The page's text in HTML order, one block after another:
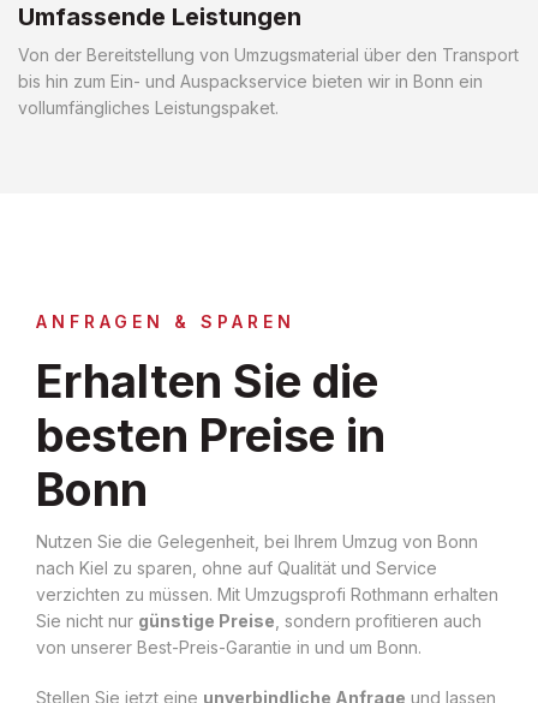
Umfassende Leistungen
Von der Bereitstellung von Umzugsmaterial über den Transport
bis hin zum Ein- und Auspackservice bieten wir in Bonn ein
vollumfängliches Leistungspaket.
ANFRAGEN & SPAREN
Erhalten Sie die
besten Preise in
Bonn
Nutzen Sie die Gelegenheit, bei Ihrem Umzug von Bonn
nach Kiel zu sparen, ohne auf Qualität und Service
verzichten zu müssen. Mit Umzugsprofi Rothmann erhalten
Sie nicht nur günstige Preise , sondern profitieren auch
von unserer Best-Preis-Garantie in und um Bonn.
Stellen Sie jetzt eine unverbindliche Anfrage und lassen